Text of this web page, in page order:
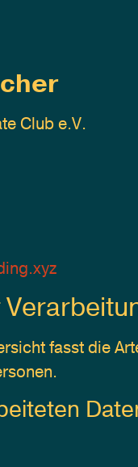
Club e.V.
fasst die